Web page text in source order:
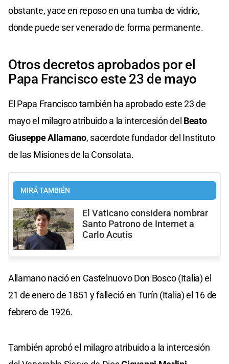
obstante, yace en reposo en una tumba de vidrio,
donde puede ser venerado de forma permanente.
Otros decretos aprobados por el
Papa Francisco este 23 de mayo
El Papa Francisco también ha aprobado este 23 de
mayo el milagro atribuido a la intercesión del Beato
Giuseppe Allamano, sacerdote fundador del Instituto
de las Misiones de la Consolata.
MIRÁ TAMBIÉN
El Vaticano considera nombrar
Santo Patrono de Internet a
Carlo Acutis
Allamano nació en Castelnuovo Don Bosco (Italia) el
21 de enero de 1851 y falleció en Turín (Italia) el 16 de
febrero de 1926.
También aprobó el milagro atribuido a la intercesión